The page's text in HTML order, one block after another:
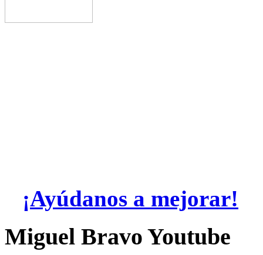
¡Ayúdanos a mejorar!
Miguel Bravo Youtube